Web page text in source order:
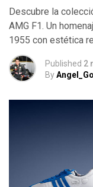
Descubre la
AMG F1. Un
1955 con estética
Published 2
By